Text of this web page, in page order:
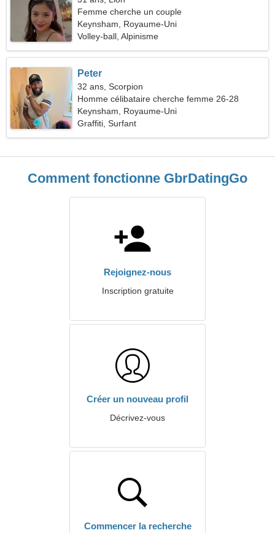
Femme cherche un couple
Keynsham, Royaume-Uni
Volley-ball, Alpinisme
Peter
32 ans, Scorpion
Homme célibataire cherche femme 26-28
Keynsham, Royaume-Uni
Graffiti, Surfant
Comment fonctionne GbrDatingGo
Rejoignez-nous
Inscription gratuite
Créer un nouveau profil
Décrivez-vous
Commencer la recherche